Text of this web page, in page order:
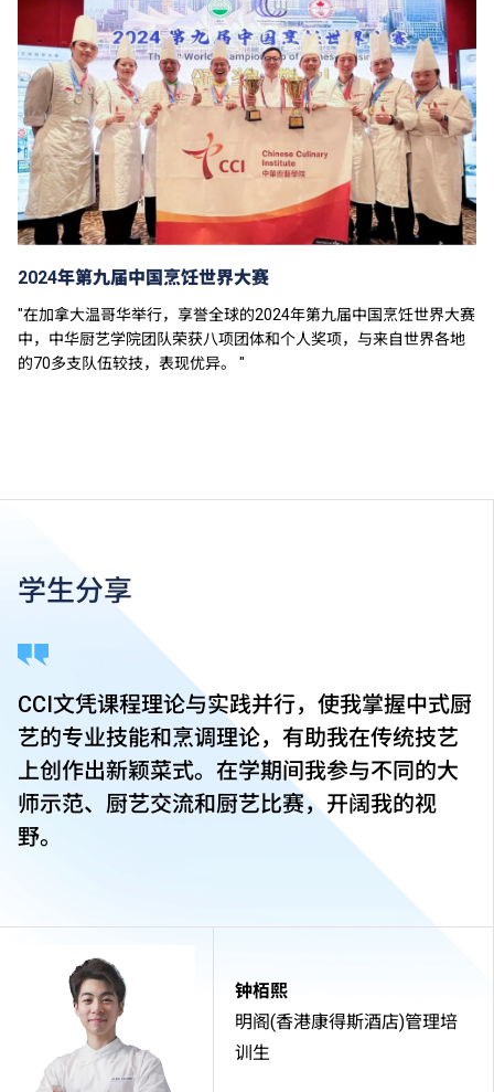
及有关因素作调整。
以上资料只适用于本地学生。
2024年第九届中国烹饪世界大赛
"在加拿大温哥华举行，享誉全球的2024年第九届中国烹饪世界大赛
中，中华厨艺学院团队荣获八项团体和个人奖项，与来自世界各地
的70多支队伍较技，表现优异。 "
钟栢熙
明阁(香港康得斯酒店)管理培
训生
学生分享
CCI文凭课程理论与实践并行，使我掌握中式厨
艺的专业技能和烹调理论，有助我在传统技艺
上创作出新颖菜式。在学期间我参与不同的大
师示范、厨艺交流和厨艺比赛，开阔我的视
野。